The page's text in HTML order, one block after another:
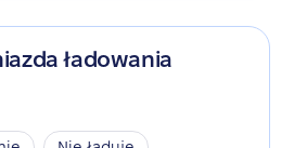
ładowania